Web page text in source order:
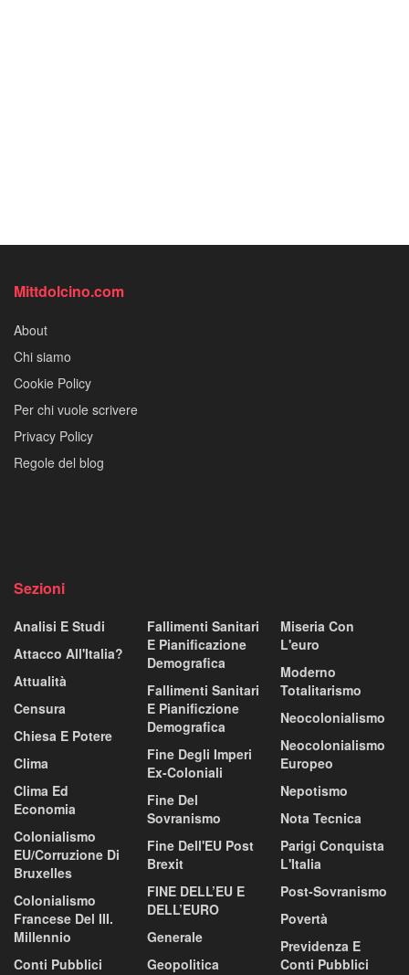
Mittdolcino.com
About
Chi siamo
Cookie Policy
Per chi vuole scrivere
Privacy Policy
Regole del blog
Sezioni
Analisi E Studi
Attacco All'Italia?
Attualità
Censura
Chiesa E Potere
Clima
Clima Ed
Economia
Colonialismo
EU/corruzione Di
Bruxelles
Colonialismo
Francese Del III.
Millennio
Conti Pubblici
Fallimenti Sanitari
E Pianificazione
Demografica
Fallimenti Sanitari
E Pianificzione
Demografica
Fine Degli Imperi
Ex-Coloniali
Fine Del
Sovranismo
Fine Dell'EU Post
Brexit
FINE DELL’EU E
DELL’EURO
Generale
Geopolitica
Miseria Con
L'euro
Moderno
Totalitarismo
Neocolonialismo
Neocolonialismo
Europeo
Nepotismo
Nota Tecnica
Parigi Conquista
L'Italia
Post-Sovranismo
Povertà
Previdenza E
Conti Pubblici